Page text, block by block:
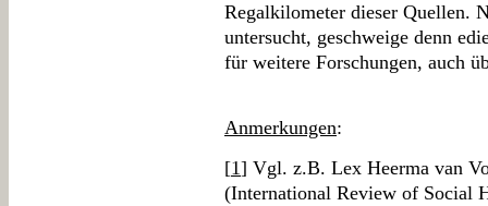
Regalkilometer dieser Quellen.
untersucht, geschweige denn
für weitere Forschungen, auch
Anmerkungen:
[1] Vgl. z.B. Lex Heerma van
(International Review of Social